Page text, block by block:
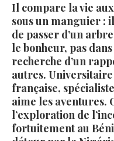
Il compare la vie
sous un manguier :
de passer d’un
le bonheur, pas
recherche d’un
autres.
française,
aime les aventures.
l’exploration de
fortuitement au